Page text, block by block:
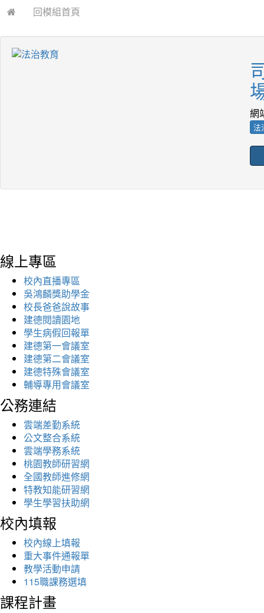
回模組首頁
網
法
線上專區
校內直播專區
吳鴻麟獎助學金
校長爸爸說故事
建德閱讀園地
學生病假回報單
建德第一會議室
建德第二會議室
建德特殊會議室
輔導專用會議室
公務連結
雲端差勤系統
公文整合系統
雲端學務系統
桃園教師研習網
全國教師進修網
特教知能研習網
學生學習扶助網
校內填報
校內線上填報
重大事件通報單
教學活動申請
115職課務選填
課程計畫